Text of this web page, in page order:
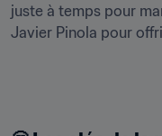
juste à temps pour
Javier Pinola pour